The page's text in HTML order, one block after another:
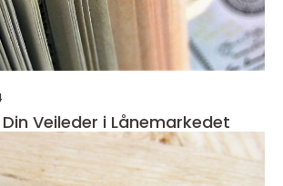
Veileder i Lånemarkedet